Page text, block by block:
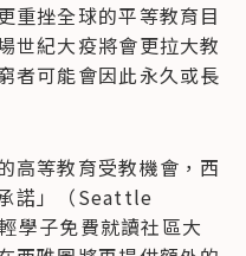
重挫全球的平等教育目
世紀大疫將會更拉大教
者可能會因此永久或長
高等教育受教機會，西
諾」（Seattle
學子免費就讀社區大